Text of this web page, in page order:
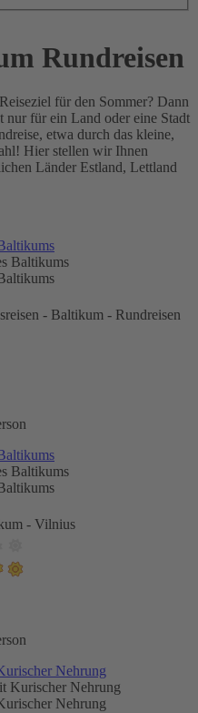
Rundreisen
für den Sommer? Dann
nur für ein Land oder eine Stadt
etwa durch das kleine,
Hier stellen wir Ihnen
Länder Estland, Lettland
- Baltikum - Rundreisen
- Vilnius
Nehrung
Nehrung